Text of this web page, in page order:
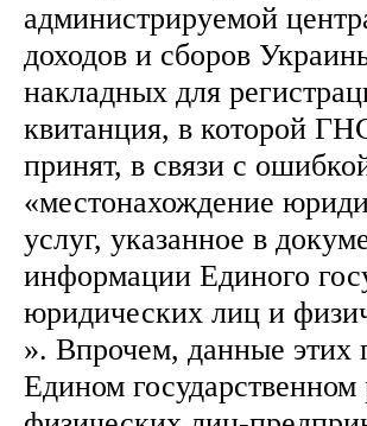
администрируемой
доходов и сборов
накладных для
квитанция, в которой
принят, в связи с
«местонахождение
услуг, указанное в
информации Единого
юридических лиц и
». Впрочем, данные этих
Едином